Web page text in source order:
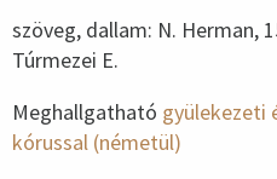
szöveg, dallam: N. Herman,
Túrmezei E.
Meghallgatható gyülekezeti
kórussal (németül)